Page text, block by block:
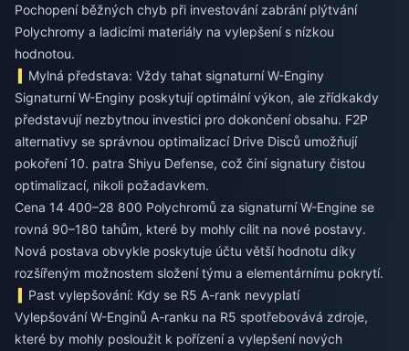
Pochopení běžných chyb při investování zabrání plýtvání
Polychromy a ladicími materiály na vylepšení s nízkou
hodnotou.
Mylná představa: Vždy tahat signaturní W-Enginy
Signaturní W-Enginy poskytují optimální výkon, ale zřídkakdy
představují nezbytnou investici pro dokončení obsahu. F2P
alternativy se správnou optimalizací Drive Disců umožňují
pokoření 10. patra Shiyu Defense, což činí signatury čistou
optimalizací, nikoli požadavkem.
Cena 14 400–28 800 Polychromů za signaturní W-Engine se
rovná 90–180 tahům, které by mohly cílit na nové postavy.
Nová postava obvykle poskytuje účtu větší hodnotu díky
rozšířeným možnostem složení týmu a elementárnímu pokrytí.
Past vylepšování: Kdy se R5 A-rank nevyplatí
Vylepšování W-Enginů A-ranku na R5 spotřebovává zdroje,
které by mohly posloužit k pořízení a vylepšení nových